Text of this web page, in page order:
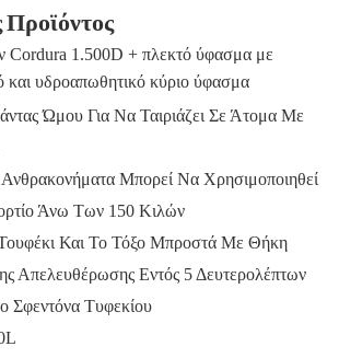
Προϊόντος
Cordura 1.500D + πλεκτό ύφασμα με
και υδροαπωθητικό κύριο ύφασμα
Ώμου Για Να Ταιριάζει Σε Άτομα Με
Μπορεί Να Χρησιμοποιηθεί
Άνω Των 150 Κιλών
Και Το Τόξο Μπροστά Με Θήκη
Απελευθέρωσης Εντός 5 Δευτερολέπτων
Σφεντόνα Τυφεκίου